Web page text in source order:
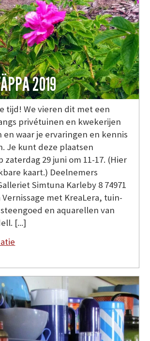
2019
tijd! We vieren dit met een
privétuinen en kwekerijen
en waar je ervaringen en kennis
Je kunt deze plaatsen
zaterdag 29 juni om 11-17. (Hier
kaart.) Deelnemers
Simtuna Karleby 8 74971
met KreaLera, tuin-
en aquarellen van
[...]